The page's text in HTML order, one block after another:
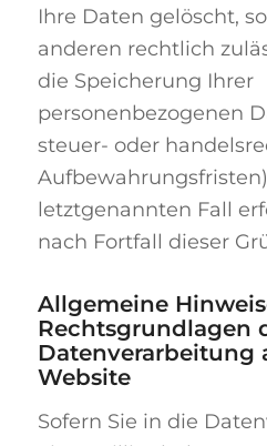
Ihre Daten gelöscht,
anderen rechtlich
die Speicherung Ihrer
personenbezogenen
steuer- oder
letztgenannten Fall
nach Fortfall dieser
Allgemeine
Rechtsgrundlagen
Datenverarbeitung
Website
Sofern Sie in die